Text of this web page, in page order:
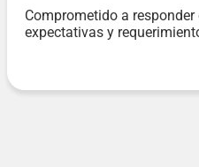
Comprometido a
expectativas y